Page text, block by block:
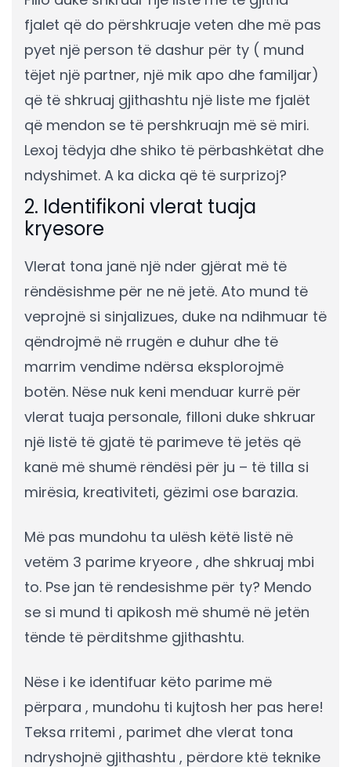
fjalet që do përshkruaje veten dhe më pas
pyet një person të dashur për ty ( mund
tëjet një partner, një mik apo dhe familjar)
që të shkruaj gjithashtu një liste me fjalët
që mendon se të pershkruajn më së miri.
Lexoj tëdyja dhe shiko të përbashkëtat dhe
ndyshimet. A ka dicka që të surprizoj?
2. Identifikoni vlerat tuaja
kryesore
Vlerat tona janë një nder gjërat më të
rëndësishme për ne në jetë. Ato mund të
veprojnë si sinjalizues, duke na ndihmuar të
qëndrojmë në rrugën e duhur dhe të
marrim vendime ndërsa eksplorojmë
botën. Nëse nuk keni menduar kurrë për
vlerat tuaja personale, filloni duke shkruar
një listë të gjatë të parimeve të jetës që
kanë më shumë rëndësi për ju – të tilla si
mirësia, kreativiteti, gëzimi ose barazia.
Më pas mundohu ta ulësh këtë listë në
vetëm 3 parime kryeore , dhe shkruaj mbi
to. Pse jan të rendesishme për ty? Mendo
se si mund ti apikosh më shumë në jetën
tënde të përditshme gjithashtu.
Nëse i ke identifuar këto parime më
përpara , mundohu ti kujtosh her pas here!
Teksa rritemi , parimet dhe vlerat tona
ndryshojnë gjithashtu , përdore ktë teknike